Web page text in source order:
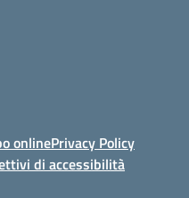
onlinePrivacy Policy
di accessibilità